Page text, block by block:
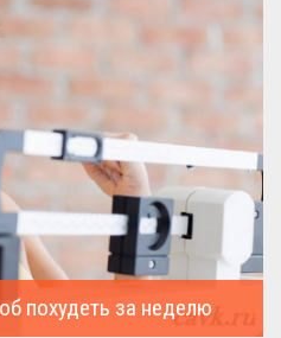
похудеть за неделю